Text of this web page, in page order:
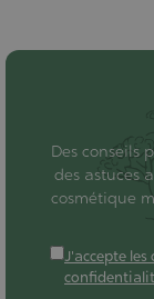
Des conseils
des astuces
cosmétique
J'accepte